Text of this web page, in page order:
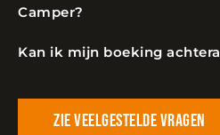
Camper?
Kan ik mijn boeking
Zie veelgestelde vragen